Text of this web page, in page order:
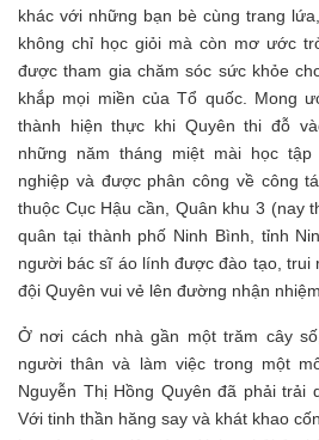
khác với những bạn bè cùng trang
không chỉ học giỏi mà còn mơ ước
được tham gia chăm sóc sức khỏe
khắp mọi miền của Tổ quốc. Mong
thành hiện thực khi Quyên thi đỗ
những năm tháng miệt mài học
nghiệp và được phân công về công
thuộc Cục Hậu cần, Quân khu 3 (nay
quân tại thành phố Ninh Bình, tỉnh
người bác sĩ áo lính được đào tạo, trui
đội Quyên vui vẻ lên đường nhận
Ở nơi cách nhà gần một trăm cây
người thân và làm việc trong một
Nguyễn Thị Hồng Quyên đã phải trải
Với tinh thần hăng say và khát khao